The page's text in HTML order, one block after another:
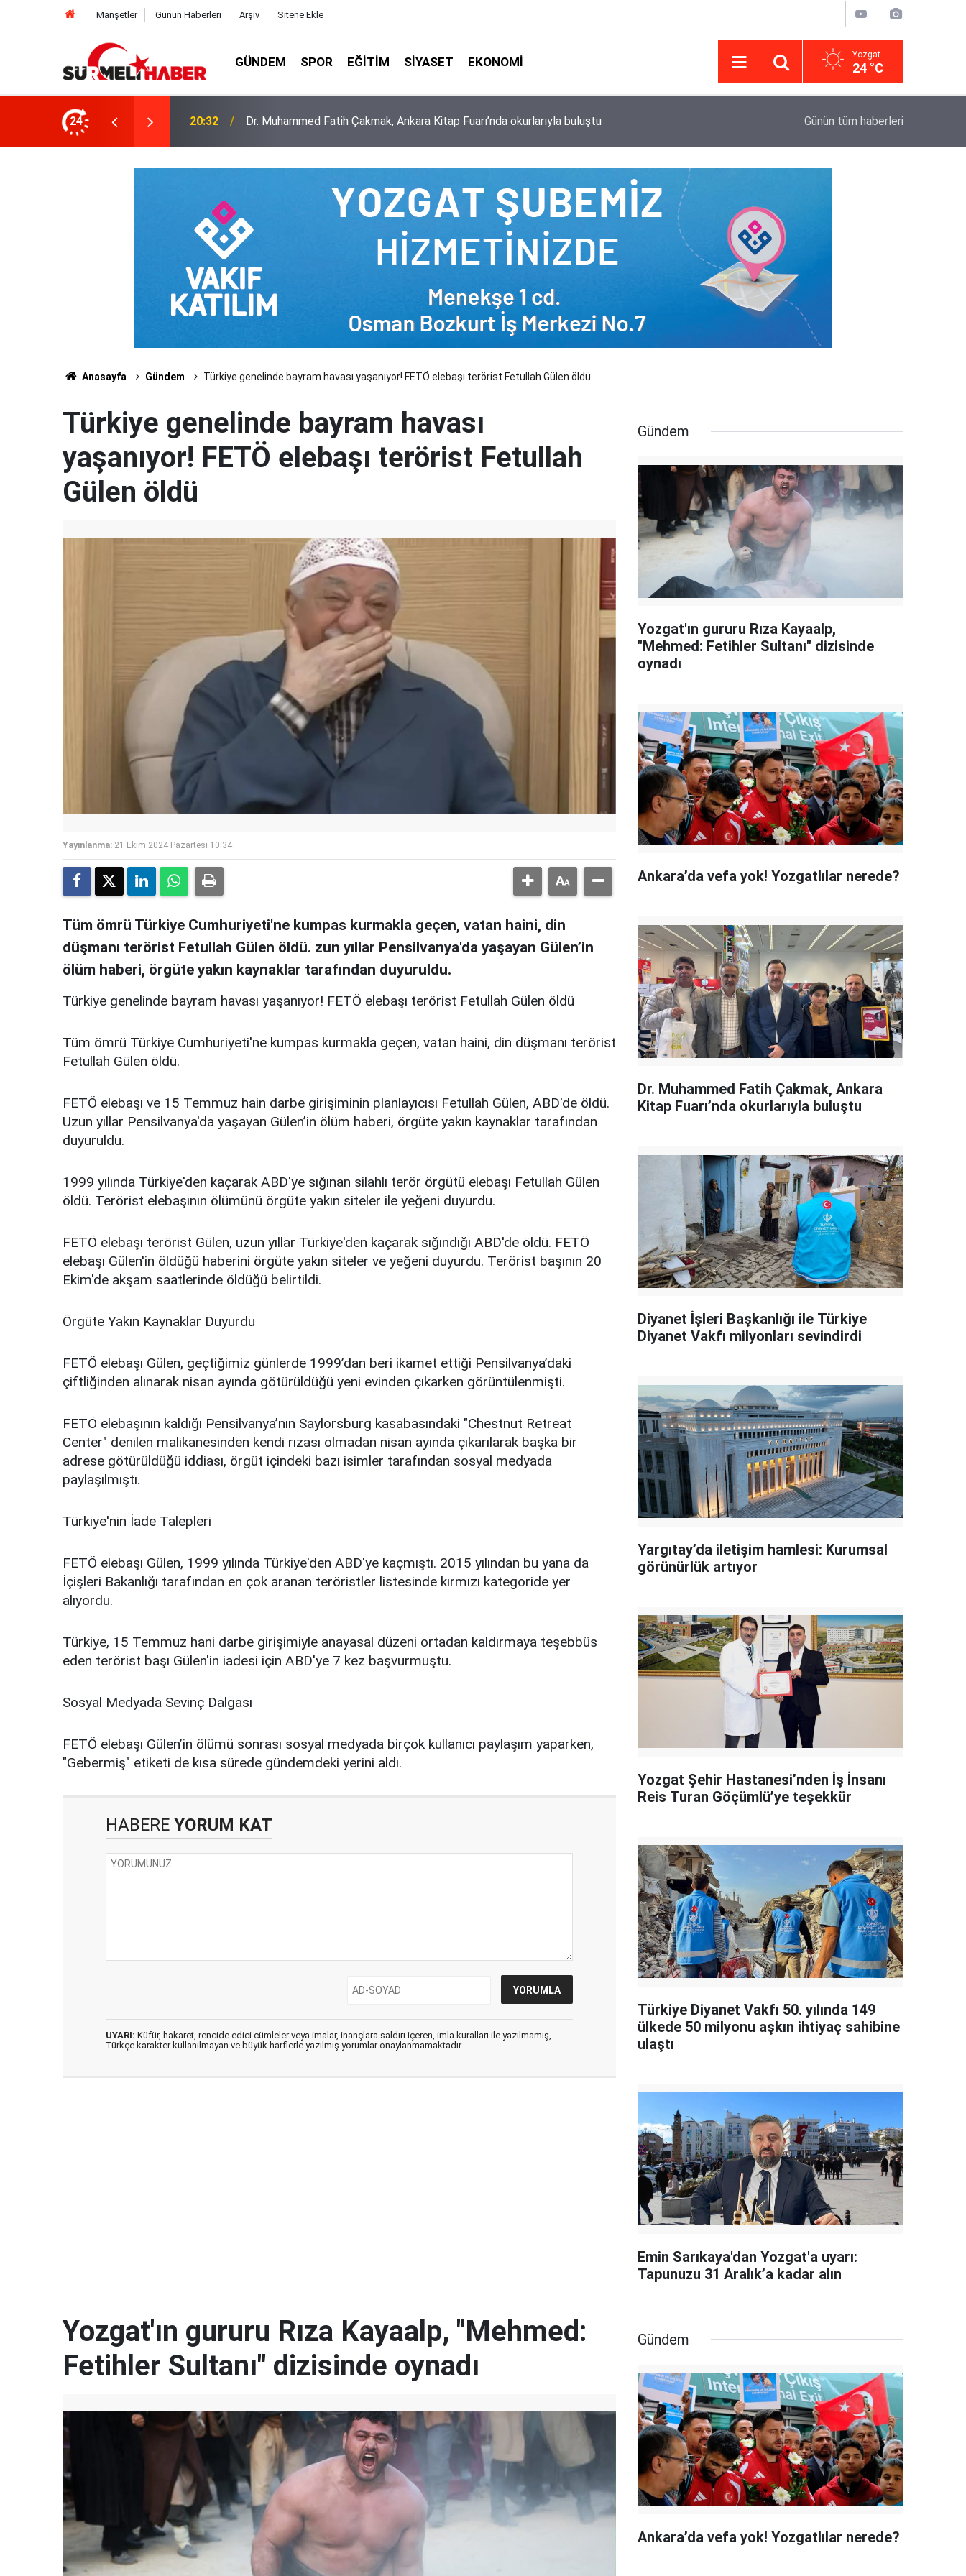
Manşetler Günün Haberleri Arşiv Sitene Ekle
GÜNDEM SPOR EĞITIM SIYASET EKONOMI Yozgat
24 °C
24
okurlarıyla buluştu 14:52 Diyanet İşleri Başkanlığı ile Türkiye Diyanet Vakfı milyonları sevindirdi Yargıtay’da iletişim hamlesi: Kurumsal
Günün tüm haberleri
Anasayfa Gündem Türkiye genelinde bayram havası yaşanıyor! FETÖ elebaşı terörist Fetullah Gülen öldü
Türkiye genelinde bayram havası
yaşanıyor! FETÖ elebaşı terörist Fetullah
Gülen öldü
Yayınlanma: 21 Ekim 2024 Pazartesi 10:34
Tüm ömrü Türkiye Cumhuriyeti'ne kumpas kurmakla geçen, vatan haini, din
düşmanı terörist Fetullah Gülen öldü. zun yıllar Pensilvanya'da yaşayan Gülen’in
ölüm haberi, örgüte yakın kaynaklar tarafından duyuruldu.
Türkiye genelinde bayram havası yaşanıyor! FETÖ elebaşı terörist Fetullah Gülen öldü
Tüm ömrü Türkiye Cumhuriyeti'ne kumpas kurmakla geçen, vatan haini, din düşmanı terörist
Fetullah Gülen öldü.
FETÖ elebaşı ve 15 Temmuz hain darbe girişiminin planlayıcısı Fetullah Gülen, ABD'de öldü.
Uzun yıllar Pensilvanya'da yaşayan Gülen’in ölüm haberi, örgüte yakın kaynaklar tarafından
duyuruldu.
1999 yılında Türkiye'den kaçarak ABD'ye sığınan silahlı terör örgütü elebaşı Fetullah Gülen
öldü. Terörist elebaşının ölümünü örgüte yakın siteler ile yeğeni duyurdu.
FETÖ elebaşı terörist Gülen, uzun yıllar Türkiye'den kaçarak sığındığı ABD'de öldü. FETÖ
elebaşı Gülen'in öldüğü haberini örgüte yakın siteler ve yeğeni duyurdu. Terörist başının 20
Ekim'de akşam saatlerinde öldüğü belirtildi.
Örgüte Yakın Kaynaklar Duyurdu
FETÖ elebaşı Gülen, geçtiğimiz günlerde 1999’dan beri ikamet ettiği Pensilvanya’daki
çiftliğinden alınarak nisan ayında götürüldüğü yeni evinden çıkarken görüntülenmişti.
FETÖ elebaşının kaldığı Pensilvanya’nın Saylorsburg kasabasındaki "Chestnut Retreat
Center" denilen malikanesinden kendi rızası olmadan nisan ayında çıkarılarak başka bir
adrese götürüldüğü iddiası, örgüt içindeki bazı isimler tarafından sosyal medyada
paylaşılmıştı.
Türkiye'nin İade Talepleri
FETÖ elebaşı Gülen, 1999 yılında Türkiye'den ABD'ye kaçmıştı. 2015 yılından bu yana da
İçişleri Bakanlığı tarafından en çok aranan teröristler listesinde kırmızı kategoride yer
alıyordu.
Türkiye, 15 Temmuz hani darbe girişimiyle anayasal düzeni ortadan kaldırmaya teşebbüs
eden terörist başı Gülen'in iadesi için ABD'ye 7 kez başvurmuştu.
Sosyal Medyada Sevinç Dalgası
FETÖ elebaşı Gülen’in ölümü sonrası sosyal medyada birçok kullanıcı paylaşım yaparken,
"Gebermiş" etiketi de kısa sürede gündemdeki yerini aldı.
HABERE YORUM KAT
UYARI: Küfür, hakaret, rencide edici cümleler veya imalar, inançlara saldırı içeren, imla kuralları ile yazılmamış,
Türkçe karakter kullanılmayan ve büyük harflerle yazılmış yorumlar onaylanmamaktadır.
Gündem
Yozgat'ın gururu Rıza Kayaalp,
"Mehmed: Fetihler Sultanı" dizisinde
oynadı
Ankara’da vefa yok! Yozgatlılar nerede?
Dr. Muhammed Fatih Çakmak, Ankara
Kitap Fuarı’nda okurlarıyla buluştu
Diyanet İşleri Başkanlığı ile Türkiye
Diyanet Vakfı milyonları sevindirdi
Yargıtay’da iletişim hamlesi: Kurumsal
görünürlük artıyor
Yozgat Şehir Hastanesi’nden İş İnsanı
Reis Turan Göçümlü’ye teşekkür
Türkiye Diyanet Vakfı 50. yılında 149
ülkede 50 milyonu aşkın ihtiyaç sahibine
ulaştı
Emin Sarıkaya'dan Yozgat'a uyarı:
Tapunuzu 31 Aralık’a kadar alın
Yozgat'ın gururu Rıza Kayaalp, "Mehmed:
Fetihler Sultanı" dizisinde oynadı
Gündem
Ankara’da vefa yok! Yozgatlılar nerede?